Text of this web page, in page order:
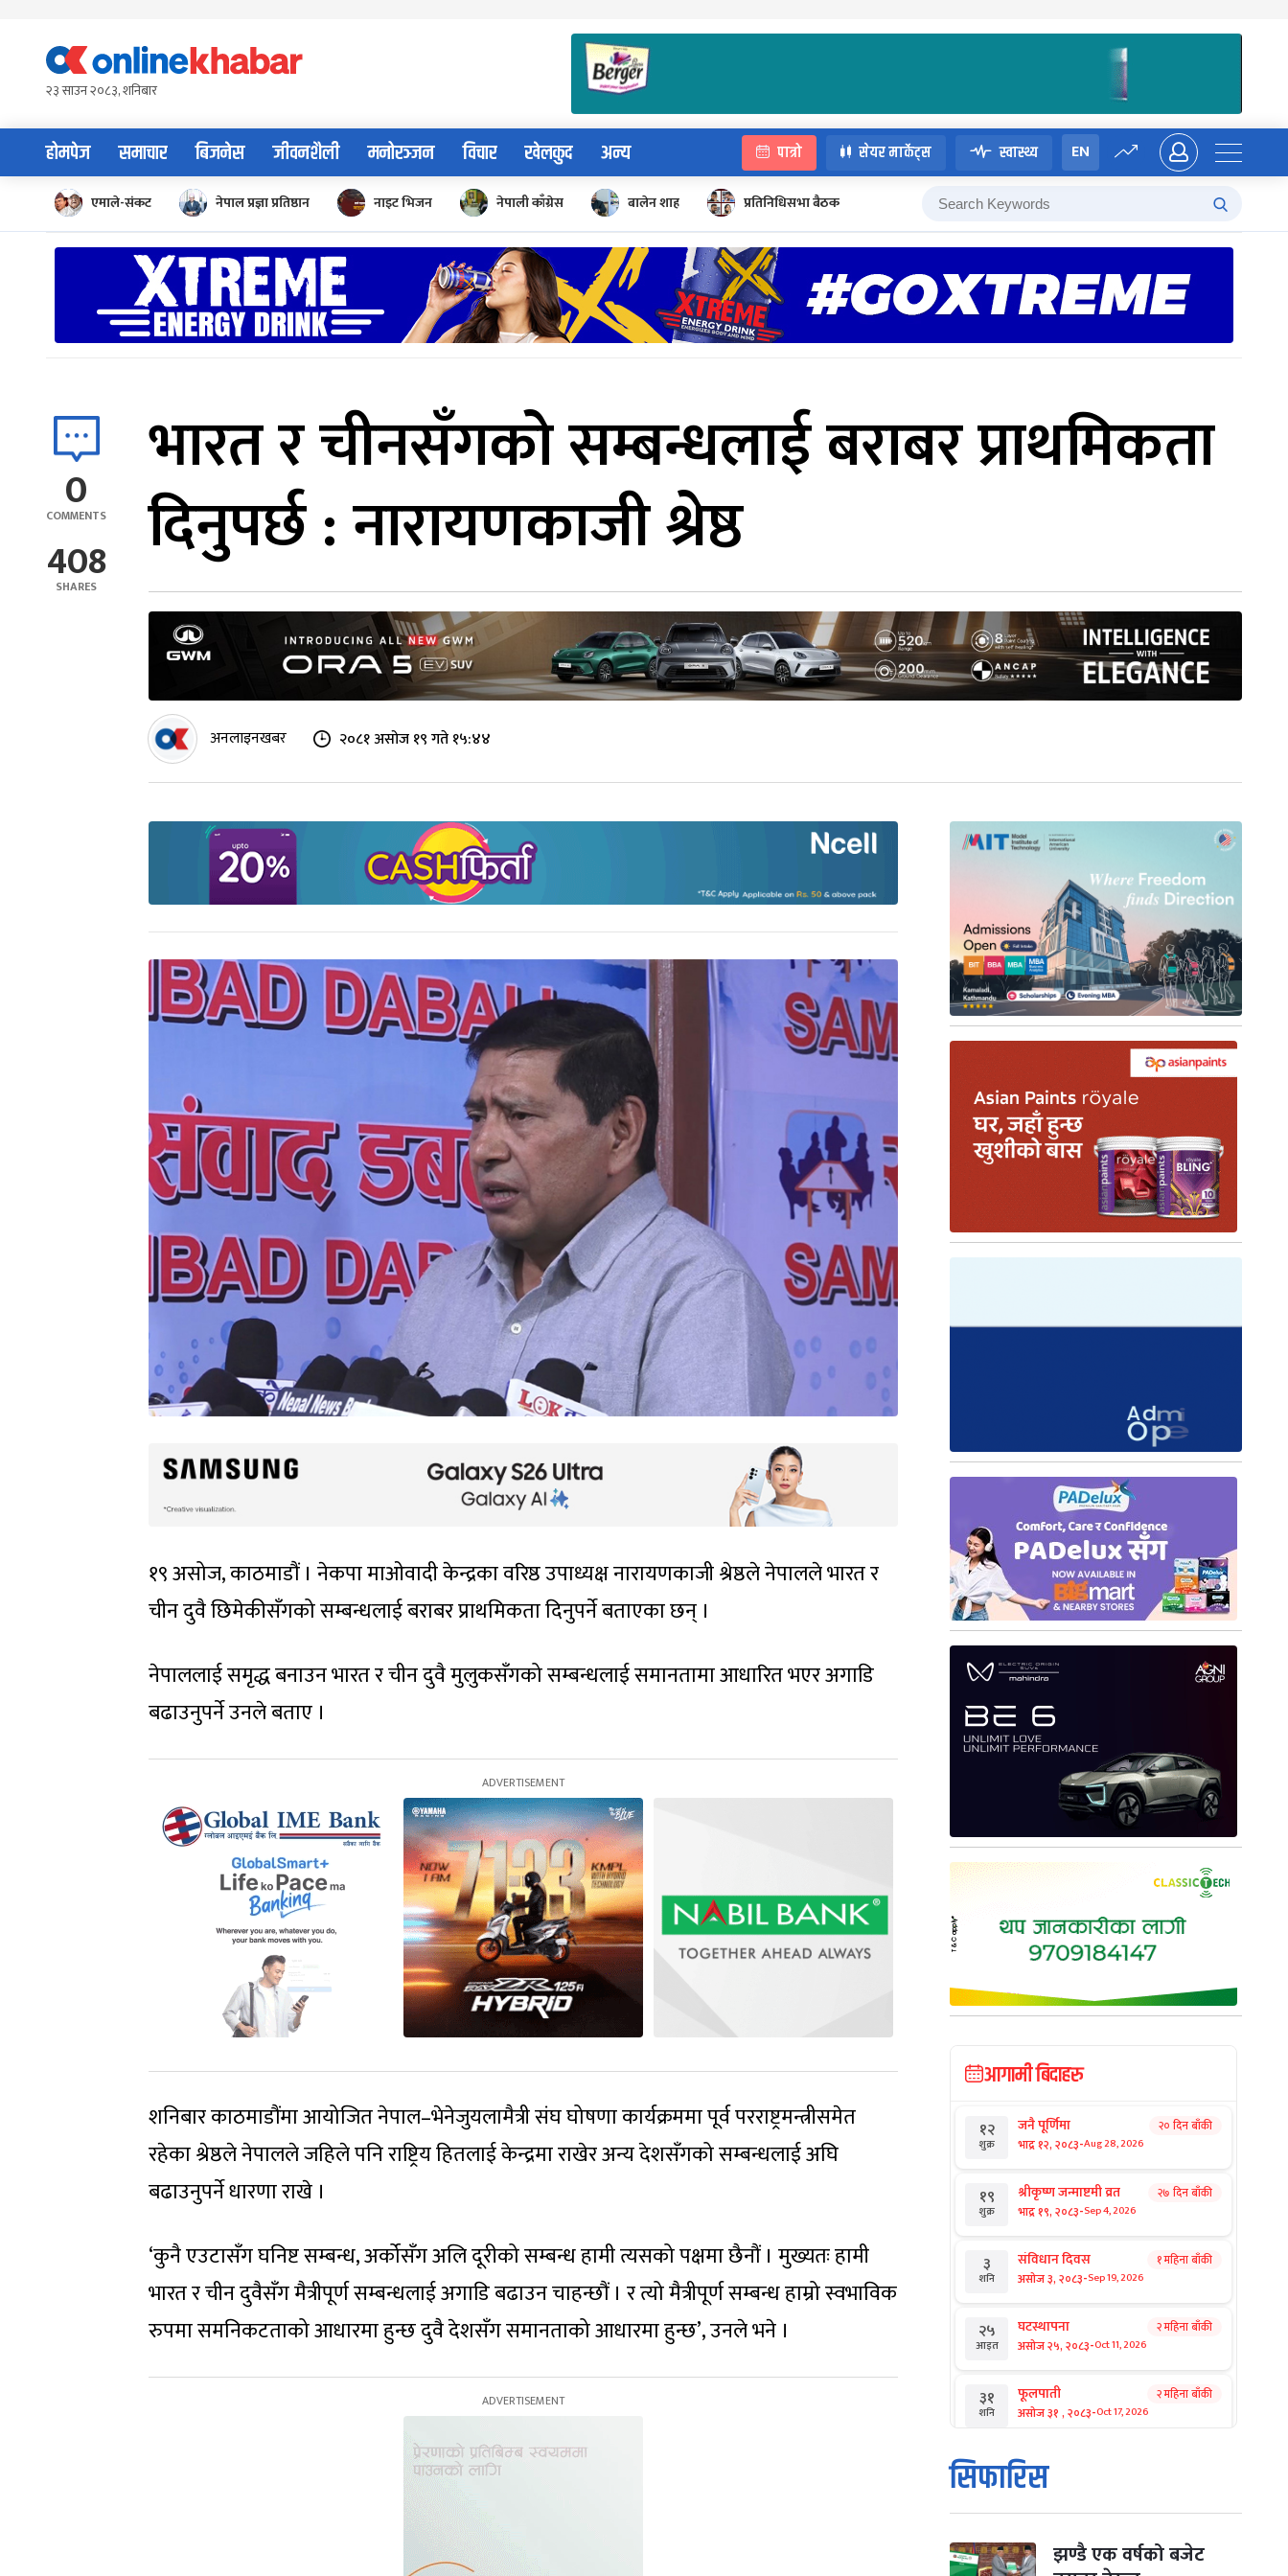
content२३ साउन २०८३, शनिबार
होमपेज समाचार बिजनेस जीवनशैली मनोरञ्जन विचार खेलकुद अन्य पात्रो सेयर मार्केट्स स्वास्थ्य EN
एमाले-संकट नेपाल प्रज्ञा प्रतिष्ठान नाइट भिजन नेपाली काँग्रेस बालेन शाह प्रतिनिधिसभा बैठक
0
COMMENTS
408
SHARES
भारत र चीनसँगको सम्बन्धलाई बराबर प्राथमिकता
दिनुपर्छ : नारायणकाजी श्रेष्ठ
अनलाइनखबर २०८१ असोज १९ गते १५:४४
१९ असोज, काठमाडौं । नेकपा माओवादी केन्द्रका वरिष्ठ उपाध्यक्ष नारायणकाजी श्रेष्ठले नेपालले भारत र
चीन दुवै छिमेकीसँगको सम्बन्धलाई बराबर प्राथमिकता दिनुपर्ने बताएका छन् ।
नेपाललाई समृद्ध बनाउन भारत र चीन दुवै मुलुकसँगको सम्बन्धलाई समानतामा आधारित भएर अगाडि
बढाउनुपर्ने उनले बताए ।
शनिबार काठमाडौंमा आयोजित नेपाल–भेनेजुयलामैत्री संघ घोषणा कार्यक्रममा पूर्व परराष्ट्रमन्त्रीसमेत
रहेका श्रेष्ठले नेपालले जहिले पनि राष्ट्रिय हितलाई केन्द्रमा राखेर अन्य देशसँगको सम्बन्धलाई अघि
बढाउनुपर्ने धारणा राखे ।
‘कुनै एउटासँग घनिष्ट सम्बन्ध, अर्कोसँग अलि दूरीको सम्बन्ध हामी त्यसको पक्षमा छैनौं । मुख्यतः हामी
भारत र चीन दुवैसँग मैत्रीपूर्ण सम्बन्धलाई अगाडि बढाउन चाहन्छौं । र त्यो मैत्रीपूर्ण सम्बन्ध हाम्रो स्वभाविक
रुपमा समनिकटताको आधारमा हुन्छ दुवै देशसँग समानताको आधारमा हुन्छ’, उनले भने ।
आगामी बिदाहरु
१२
शुक्र
जनै पूर्णिमा
भाद्र १२, २०८३-Aug 28, 2026
२० दिन बाँकी
१९
शुक्र
श्रीकृष्ण जन्माष्टमी व्रत
भाद्र १९, २०८३-Sep 4, 2026
२७ दिन बाँकी
३
शनि
संविधान दिवस
असोज ३, २०८३-Sep 19, 2026
१ महिना बाँकी
२५
आइत
घटस्थापना
असोज २५, २०८३-Oct 11, 2026
२ महिना बाँकी
३१
शनि
फूलपाती
असोज ३१ , २०८३-Oct 17, 2026
२ महिना बाँकी
१
आइत
कार्तिक सङ्क्रान्ति
कार्तिक १, २०८३
मंगल कार्तिक ३, २०८३ -Oct 20, 2026
सिफारिस
झण्डै एक वर्षको बजेट